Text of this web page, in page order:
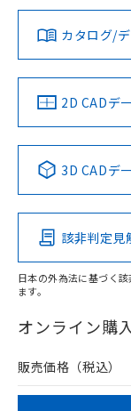
ダウンロードデー
みください。
ソフトウェアの使
対応済み
中国 RoHS 注
Pb
在庫等で未対応
問い合わせくだ
LR型式承認
（イギリス
船舶規格）
No
その他の
カタログ/
2D CADデ
3D CADデ
該非判定見
日本の外為法に基づく
ます。
オンライン購入
販売価格（税込）
す。